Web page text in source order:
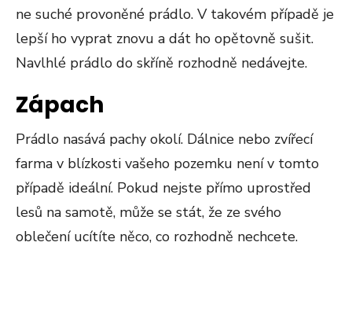
ne suché provoněné prádlo. V takovém případě je
lepší ho vyprat znovu a dát ho opětovně sušit.
Navlhlé prádlo do skříně rozhodně nedávejte.
Zápach
Prádlo nasává pachy okolí. Dálnice nebo zvířecí
farma v blízkosti vašeho pozemku není v tomto
případě ideální. Pokud nejste přímo uprostřed
lesů na samotě, může se stát, že ze svého
oblečení ucítíte něco, co rozhodně nechcete.